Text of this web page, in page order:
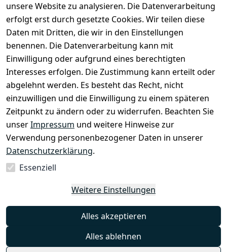
unsere Website zu analysieren. Die Datenverarbeitung
erfolgt erst durch gesetzte Cookies. Wir teilen diese
Daten mit Dritten, die wir in den Einstellungen
benennen. Die Datenverarbeitung kann mit
Einwilligung oder aufgrund eines berechtigten
Interesses erfolgen. Die Zustimmung kann erteilt oder
abgelehnt werden. Es besteht das Recht, nicht
einzuwilligen und die Einwilligung zu einem späteren
Zeitpunkt zu ändern oder zu widerrufen. Beachten Sie
unserImpressum und weitere Hinweise zur
Verwendung personenbezogener Daten in unserer
Datenschutzerklärung.
Essenziell
Weitere Einstellungen
Alles akzeptieren
Alles ablehnen
Rechtliches
AGB
Impressum
Datenschutz
erklärung
Barrierefrei
heitserkläru
ng
Widerrufsre
cht
Kontakt
Kontakt
widerrufen